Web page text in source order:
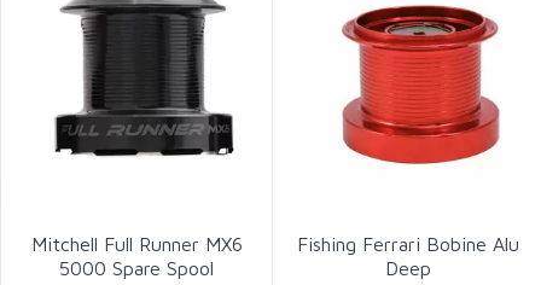
Mitchell Full Runner MX6
5000 Spare Spool
Fishing Ferrari Bobine Alu
Deep